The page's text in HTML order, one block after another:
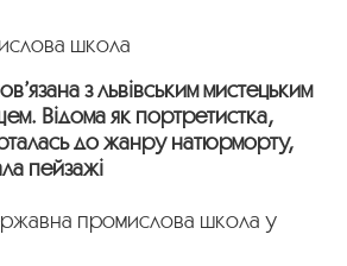
школа
з львівським мистецьким
Відома як портретистка,
до жанру натюрморту,
пейзажі
промислова школа у